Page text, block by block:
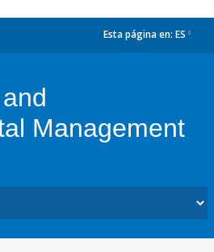
Esta página en: ES
Management